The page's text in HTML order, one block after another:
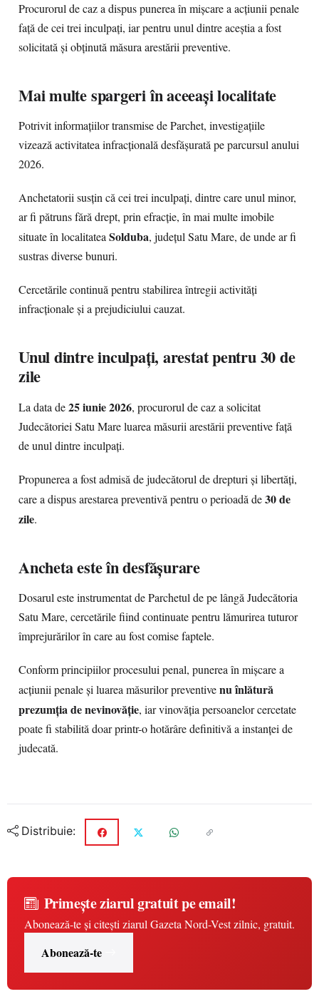
Procurorul de caz a dispus punerea în mișcare a acțiunii penale
față de cei trei inculpați, iar pentru unul dintre aceștia a fost
solicitată și obținută măsura arestării preventive.
Mai multe spargeri în aceeași localitate
Potrivit informațiilor transmise de Parchet, investigațiile
vizează activitatea infracțională desfășurată pe parcursul anului
2026.
Anchetatorii susțin că cei trei inculpați, dintre care unul minor,
ar fi pătruns fără drept, prin efracție, în mai multe imobile
situate în localitateaSolduba, județul Satu Mare, de unde ar fi
sustras diverse bunuri.
Cercetările continuă pentru stabilirea întregii activități
infracționale și a prejudiciului cauzat.
Unul dintre inculpați, arestat pentru 30 de
zile
La data de25 iunie 2026, procurorul de caz a solicitat
Judecătoriei Satu Mare luarea măsurii arestării preventive față
de unul dintre inculpați.
Propunerea a fost admisă de judecătorul de drepturi și libertăți,
care a dispus arestarea preventivă pentru o perioadă de30 de
zile.
Ancheta este în desfășurare
Dosarul este instrumentat de Parchetul de pe lângă Judecătoria
Satu Mare, cercetările fiind continuate pentru lămurirea tuturor
împrejurărilor în care au fost comise faptele.
Conform principiilor procesului penal, punerea în mișcare a
acțiunii penale și luarea măsurilor preventivenu înlătură
prezumția de nevinovăție, iar vinovăția persoanelor cercetate
poate fi stabilită doar printr-o hotărâre definitivă a instanței de
judecată.
Distribuie:
Primește ziarul gratuit pe email!
Abonează-te și citești ziarul Gazeta Nord-Vest zilnic, gratuit.
Abonează-te